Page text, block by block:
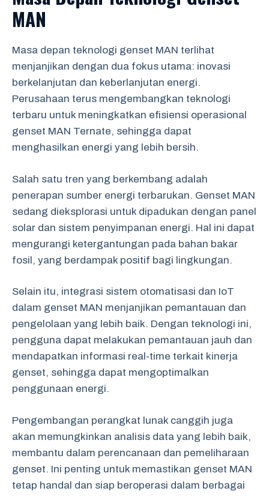
MAN
Masa depan teknologi genset MAN terlihat
menjanjikan dengan dua fokus utama: inovasi
berkelanjutan dan keberlanjutan energi.
Perusahaan terus mengembangkan teknologi
terbaru untuk meningkatkan efisiensi operasional
genset MAN Ternate, sehingga dapat
menghasilkan energi yang lebih bersih.
Salah satu tren yang berkembang adalah
penerapan sumber energi terbarukan. Genset MAN
sedang dieksplorasi untuk dipadukan dengan panel
solar dan sistem penyimpanan energi. Hal ini dapat
mengurangi ketergantungan pada bahan bakar
fosil, yang berdampak positif bagi lingkungan.
Selain itu, integrasi sistem otomatisasi dan IoT
dalam genset MAN menjanjikan pemantauan dan
pengelolaan yang lebih baik. Dengan teknologi ini,
pengguna dapat melakukan pemantauan jauh dan
mendapatkan informasi real-time terkait kinerja
genset, sehingga dapat mengoptimalkan
penggunaan energi.
Pengembangan perangkat lunak canggih juga
akan memungkinkan analisis data yang lebih baik,
membantu dalam perencanaan dan pemeliharaan
genset. Ini penting untuk memastikan genset MAN
tetap handal dan siap beroperasi dalam berbagai